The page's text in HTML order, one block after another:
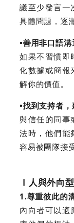
議至少發言一
具體問題，逐
•善用非口語
如果不習慣即
化數據或簡報
解你的價值。
•找到支持者
與信任的同事
法時，他們能
容易被團隊接受
Ｉ人與外向
1.尊重彼此的
內向者可以適